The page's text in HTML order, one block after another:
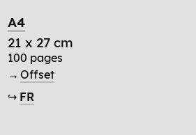
A4
21 x 27 cm
100 pages
→Offset
↪ FR